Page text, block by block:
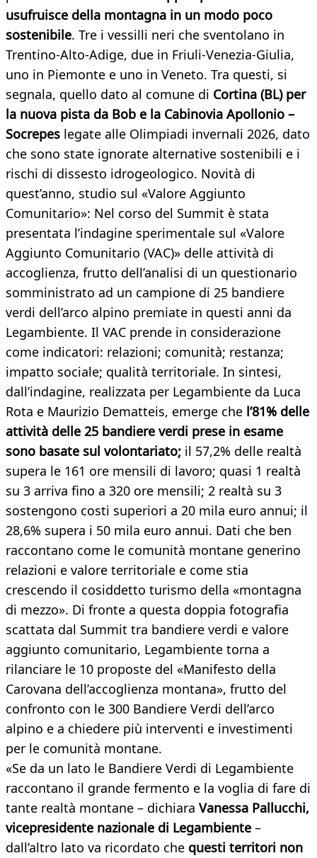
usufruisce della montagna in un modo poco
sostenibile. Tre i vessilli neri che sventolano in
Trentino-Alto-Adige, due in Friuli-Venezia-Giulia,
uno in Piemonte e uno in Veneto. Tra questi, si
segnala, quello dato al comune di Cortina (BL) per
la nuova pista da Bob e la Cabinovia Apollonio –
Socrepes legate alle Olimpiadi invernali 2026, dato
che sono state ignorate alternative sostenibili e i
rischi di dissesto idrogeologico. Novità di
quest’anno, studio sul «Valore Aggiunto
Comunitario»: Nel corso del Summit è stata
presentata l’indagine sperimentale sul «Valore
Aggiunto Comunitario (VAC)» delle attività di
accoglienza, frutto dell’analisi di un questionario
somministrato ad un campione di 25 bandiere
verdi dell’arco alpino premiate in questi anni da
Legambiente. Il VAC prende in considerazione
come indicatori: relazioni; comunità; restanza;
impatto sociale; qualità territoriale. In sintesi,
dall’indagine, realizzata per Legambiente da Luca
Rota e Maurizio Dematteis, emerge che l’81% delle
attività delle 25 bandiere verdi prese in esame
sono basate sul volontariato; il 57,2% delle realtà
supera le 161 ore mensili di lavoro; quasi 1 realtà
su 3 arriva fino a 320 ore mensili; 2 realtà su 3
sostengono costi superiori a 20 mila euro annui; il
28,6% supera i 50 mila euro annui. Dati che ben
raccontano come le comunità montane generino
relazioni e valore territoriale e come stia
crescendo il cosiddetto turismo della «montagna
di mezzo». Di fronte a questa doppia fotografia
scattata dal Summit tra bandiere verdi e valore
aggiunto comunitario, Legambiente torna a
rilanciare le 10 proposte del «Manifesto della
Carovana dell’accoglienza montana», frutto del
confronto con le 300 Bandiere Verdi dell’arco
alpino e a chiedere più interventi e investimenti
per le comunità montane.
«Se da un lato le Bandiere Verdi di Legambiente
raccontano il grande fermento e la voglia di fare di
tante realtà montane – dichiara Vanessa Pallucchi,
vicepresidente nazionale di Legambiente –
dall’altro lato va ricordato che questi territori non